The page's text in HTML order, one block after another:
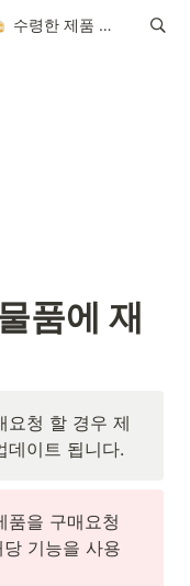
수령한 제품 기존 물품에 재고 자동반영하기
품에 재
요청 할 경우 제
데이트 됩니다.
품을 구매요청
기능을 사용